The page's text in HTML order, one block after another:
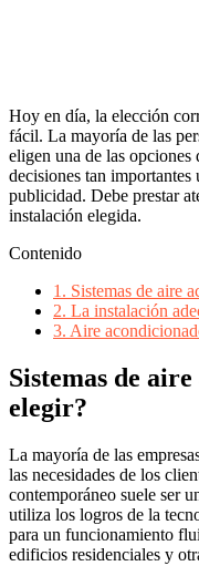
Hoy en día, la elección
fácil. La mayoría de las
eligen una de las
decisiones tan importantes
publicidad. Debe prestar
instalación elegida.
Contenido
1. Sistemas de aire
2. La instalación
3. Aire
Sistemas de
elegir?
La mayoría de las
las necesidades de los
contemporáneo suele ser
utiliza los logros de la
para un funcionamiento
edificios residenciales y